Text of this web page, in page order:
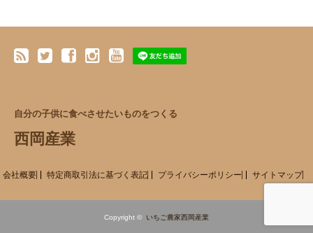
自分の子供に食べさせたいものをつくる
西岡産業
会社概要 特定商取引法に基づく表記 プライバシーポリシー サイトマップ
Copyright © いちご農家西岡産業